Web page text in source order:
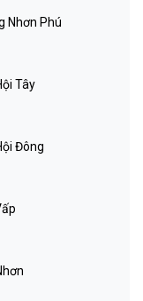
Nhơn Phú
Tây
Đông